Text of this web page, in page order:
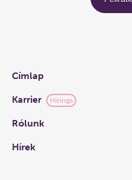
Links
Címlap
Karrier Hirings
Rólunk
Hírek